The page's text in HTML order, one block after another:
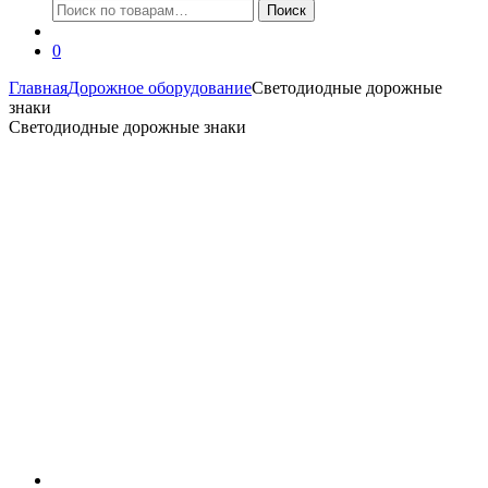
Искать:
Поиск
0
ГлавнаяДорожное оборудованиеСветодиодные дорожные
знаки
Светодиодные дорожные знаки